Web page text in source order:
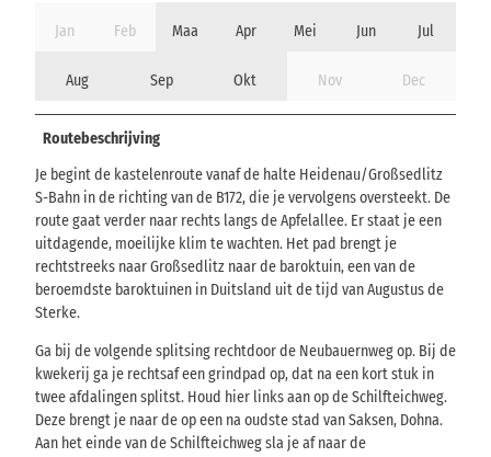
Jan Feb Maa Apr Mei Jun Jul
Aug Sep Okt Nov Dec
Routebeschrijving
Je begint de kastelenroute vanaf de halte Heidenau/Großsedlitz
S-Bahn in de richting van de B172, die je vervolgens oversteekt. De
route gaat verder naar rechts langs de Apfelallee. Er staat je een
uitdagende, moeilijke klim te wachten. Het pad brengt je
rechtstreeks naar Großsedlitz naar de baroktuin, een van de
beroemdste baroktuinen in Duitsland uit de tijd van Augustus de
Sterke.
Ga bij de volgende splitsing rechtdoor de Neubauernweg op. Bij de
kwekerij ga je rechtsaf een grindpad op, dat na een kort stuk in
twee afdalingen splitst. Houd hier links aan op de Schilfteichweg.
Deze brengt je naar de op een na oudste stad van Saksen, Dohna.
Aan het einde van de Schilfteichweg sla je af naar de